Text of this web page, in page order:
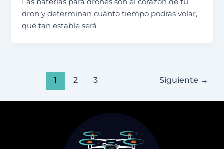
dron y determinan cuánto tiempo podrás volar,
qué tan estable será
1 2 3 Siguiente →